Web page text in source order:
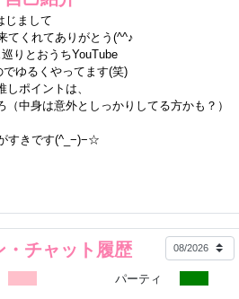
じまして
てくれてありがとう(^^♪
りとおうちYouTube
ゆるくやってます(笑)
しポイントは、
中身は意外としっかりしてる方かも？）
すきです(^_−)−☆
チャット履歴
パーティ